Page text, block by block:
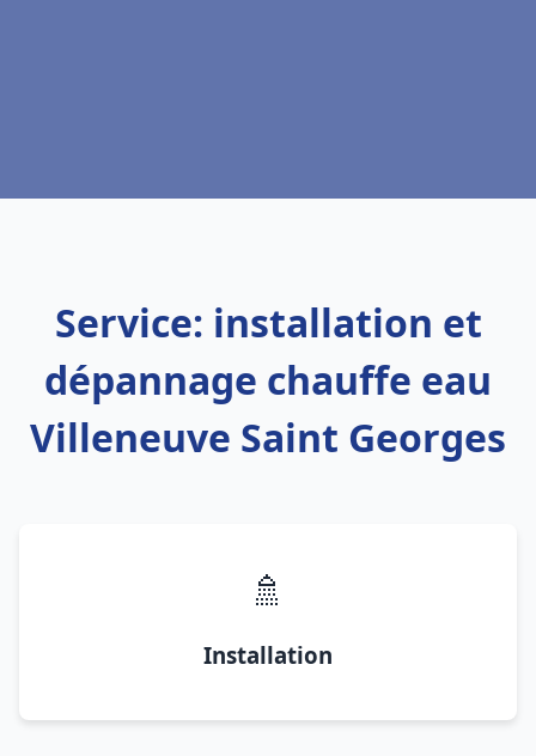
Service: installation et
dépannage chauffe eau
Villeneuve Saint Georges
🚿
Installation